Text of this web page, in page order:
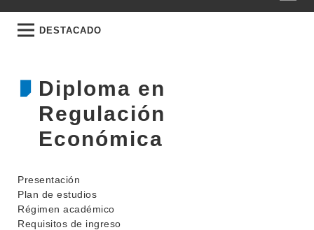
DESTACADO
Diploma en
Regulación
Económica
Presentación
Plan de estudios
Régimen académico
Requisitos de ingreso